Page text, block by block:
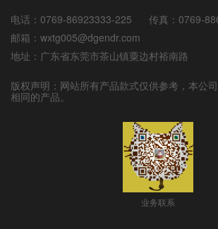
电话：0769-86923333-225
传真：0769-
邮箱：wxtg005@dgendr.com
地址：广东省东莞市茶山镇粟边村裕南路
版权声明：网站所有产品款式仅供参考，本公
相同的产品。
业务联系